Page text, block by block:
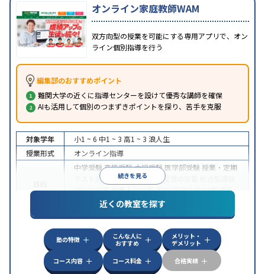
オンライン家庭教師WAM
双方向型の授業を可能にする専用アプリで、オン
ライン個別指導を行う
編集部のおすすめポイント
難関大学の近くに指導センターを設けて優秀な講師を確保
AIも活用して個別のつまずきポイントを探り、苦手を克服
続きを見る
対象学年 小1 ~ 6 中1 ~ 3 高1 ~ 3 浪人生
授業形式
オンライン指導
中学受験高校受験大学受験 医学部受験 授業・定期
テスト対策
内申点対策 学習習慣の定着
(旧AO)対策推薦入試対策英検(英語検定)対策漢検
(漢字検定)対策
中高一貫校生に対応成績保証制度あり授業の振替
可能不登校生に対応学習にPC・タブレットを利用
オンライン対応1科目から受講可能
近くの教室を探す
塾の特徴
こんな人に
おすすめ
メリット・
デメリット
コース内容
コース料金 合格実績